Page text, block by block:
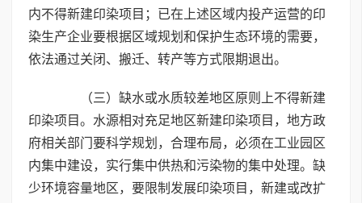
内不得新建印染项目；已在上述区域内投产运营的印
染生产企业要根据区域规划和保护生态环境的需要，
依法通过关闭、搬迁、转产等方式限期退出。
（三）缺水或水质较差地区原则上不得新建
印染项目。水源相对充足地区新建印染项目，地方政
府相关部门要科学规划，合理布局，必须在工业园区
内集中建设，实行集中供热和污染物的集中处理。缺
少环境容量地区，要限制发展印染项目，新建或改扩